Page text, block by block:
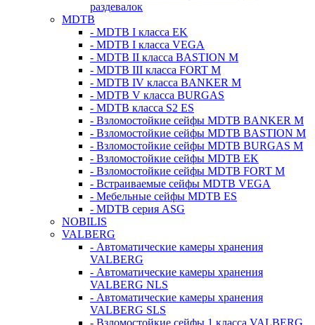
раздевалок
MDTB
- MDTB I класса EK
- MDTB I класса VEGA
- MDTB II класса BASTION M
- MDTB III класса FORT M
- MDTB IV класса BANKER M
- MDTB V класса BURGAS
- MDTB класса S2 ES
- Взломостойкие сейфы MDTB BANKER M
- Взломостойкие сейфы MDTB BASTION M
- Взломостойкие сейфы MDTB BURGAS M
- Взломостойкие сейфы MDTB EK
- Взломостойкие сейфы MDTB FORT M
- Встраиваемые сейфы MDTB VEGA
- Мебельные сейфы MDTB ES
- MDTB серия ASG
NOBILIS
VALBERG
- Автоматические камеры хранения
VALBERG
- Автоматические камеры хранения
VALBERG NLS
- Автоматические камеры хранения
VALBERG SLS
- Взломостойкие сейфы 1 класса VALBERG